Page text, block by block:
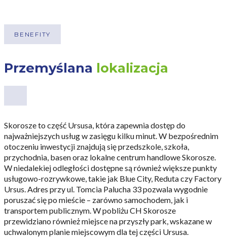
BENEFITY
Przemyślana lokalizacja
Skorosze to część Ursusa, która zapewnia dostęp do
najważniejszych usług w zasięgu kilku minut. W bezpośrednim
otoczeniu inwestycji znajdują się przedszkole, szkoła,
przychodnia, basen oraz lokalne centrum handlowe Skorosze.
W niedalekiej odległości dostępne są również większe punkty
usługowo-rozrywkowe, takie jak Blue City, Reduta czy Factory
Ursus. Adres przy ul. Tomcia Palucha 33 pozwala wygodnie
poruszać się po mieście – zarówno samochodem, jak i
transportem publicznym. W pobliżu CH Skorosze
przewidziano również miejsce na przyszły park, wskazane w
uchwalonym planie miejscowym dla tej części Ursusa.